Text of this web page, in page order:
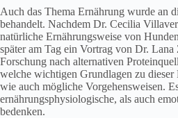
Auch das Thema Ernährung wurde an
behandelt. Nachdem Dr. Cecilia
natürliche Ernährungsweise von
später am Tag ein Vortrag von Dr.
Forschung nach alternativen
welche wichtigen Grundlagen zu dieser
wie auch mögliche Vorgehensweisen.
ernährungsphysiologische, als auch
bedenken.